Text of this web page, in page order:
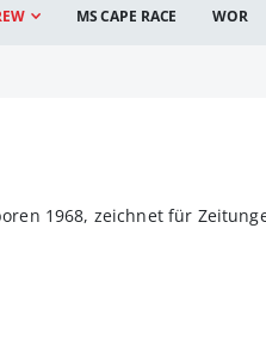
MS CAPE RACE WOR
1968, zeichnet für